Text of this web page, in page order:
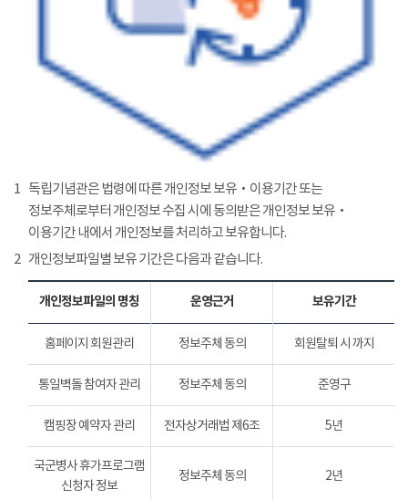
1 독립기념관은 법령에 따른 개인정보 보유‧이용기간 또는
정보주체로부터 개인정보 수집 시에 동의받은 개인정보 보유‧
이용기간 내에서 개인정보를 처리하고 보유합니다.
2 개인정보파일별 보유 기간은 다음과 같습니다.
개인정보파일의 명칭 운영근거 보유기간
홈페이지 회원관리 정보주체 동의 회원탈퇴 시 까지
통일벽돌 참여자 관리 정보주체 동의 준영구
캠핑장 예약자 관리 전자상거래법 제6조 5년
국군병사 휴가프로그램
신청자 정보
정보주체 동의 2년